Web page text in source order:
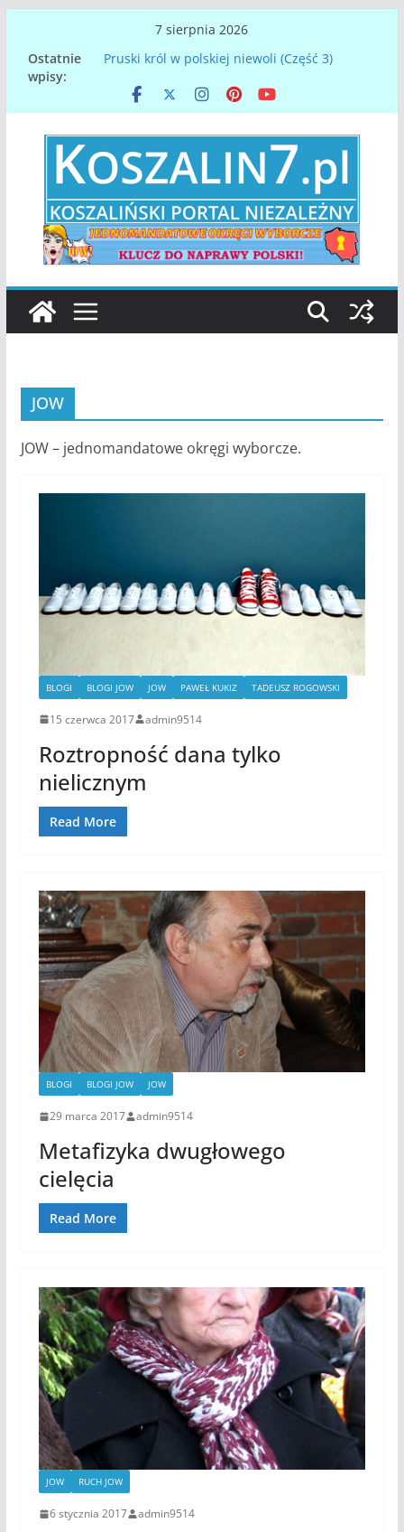
treści
7 sierpnia 2026
Ostatnie
wpisy:
Pruski król w polskiej niewoli (Część 3)
Koszalina na Pomorzu
Denar spod Koszalina – najstarsza polska
moneta
Gdy orły nasze lotem błyskawicy, spadną u
dawnej Chrobrego granicy…
Zmarł Mirosław Mikietyński, prezydent
Koszalina
JOW
JOW – jednomandatowe okręgi wyborcze.
BLOGI BLOGI JOW JOW PAWEŁ KUKIZ TADEUSZ ROGOWSKI
15 czerwca 2017 admin9514
Roztropność dana tylko
nielicznym
Read More
BLOGI BLOGI JOW JOW
29 marca 2017 admin9514
Metafizyka dwugłowego
cielęcia
Read More
JOW RUCH JOW
6 stycznia 2017 admin9514